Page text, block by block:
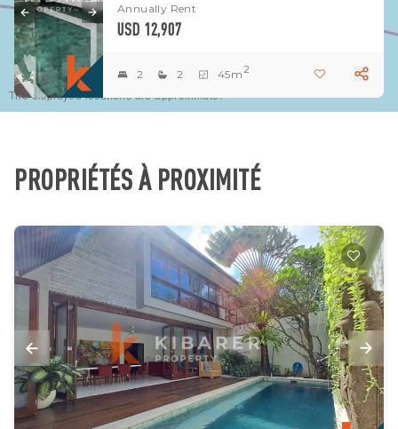
The displayed locations are approximate.
Annually Rent
USD 12,907
2 2 45m2
PROPRIÉTÉS À PROXIMITÉ